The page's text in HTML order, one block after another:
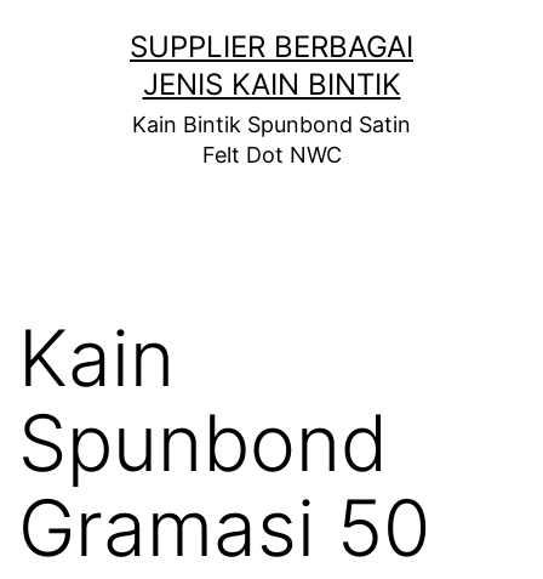
SUPPLIER BERBAGAI
JENIS KAIN BINTIK
Kain Bintik Spunbond Satin
Felt Dot NWC
Kain
Spunbond
Gramasi 50